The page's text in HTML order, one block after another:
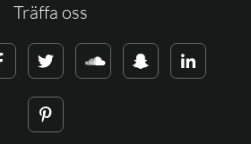
Träffa oss